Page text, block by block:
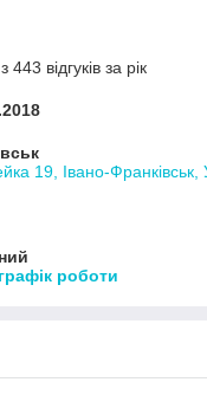
відгуків за рік
19, Івано-Франківськ,
роботи